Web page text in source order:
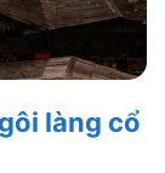
làng cổ